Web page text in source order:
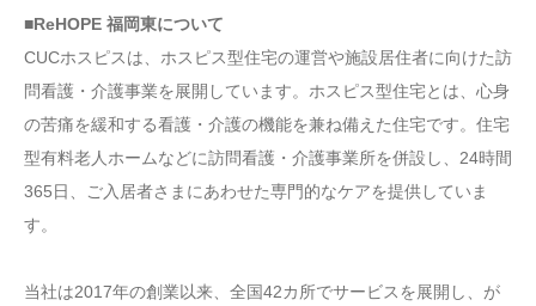
■ReHOPE 福岡東について
CUCホスピスは、ホスピス型住宅の運営や施設居住者に向けた訪
問看護・介護事業を展開しています。ホスピス型住宅とは、心身
の苦痛を緩和する看護・介護の機能を兼ね備えた住宅です。住宅
型有料老人ホームなどに訪問看護・介護事業所を併設し、24時間
365日、ご入居者さまにあわせた専門的なケアを提供していま
す。
当社は2017年の創業以来、全国42カ所でサービスを展開し、が